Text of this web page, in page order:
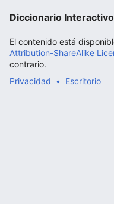
Diccionario
El contenido está
Attribution-ShareAlike
contrario.
Privacidad
Escritorio